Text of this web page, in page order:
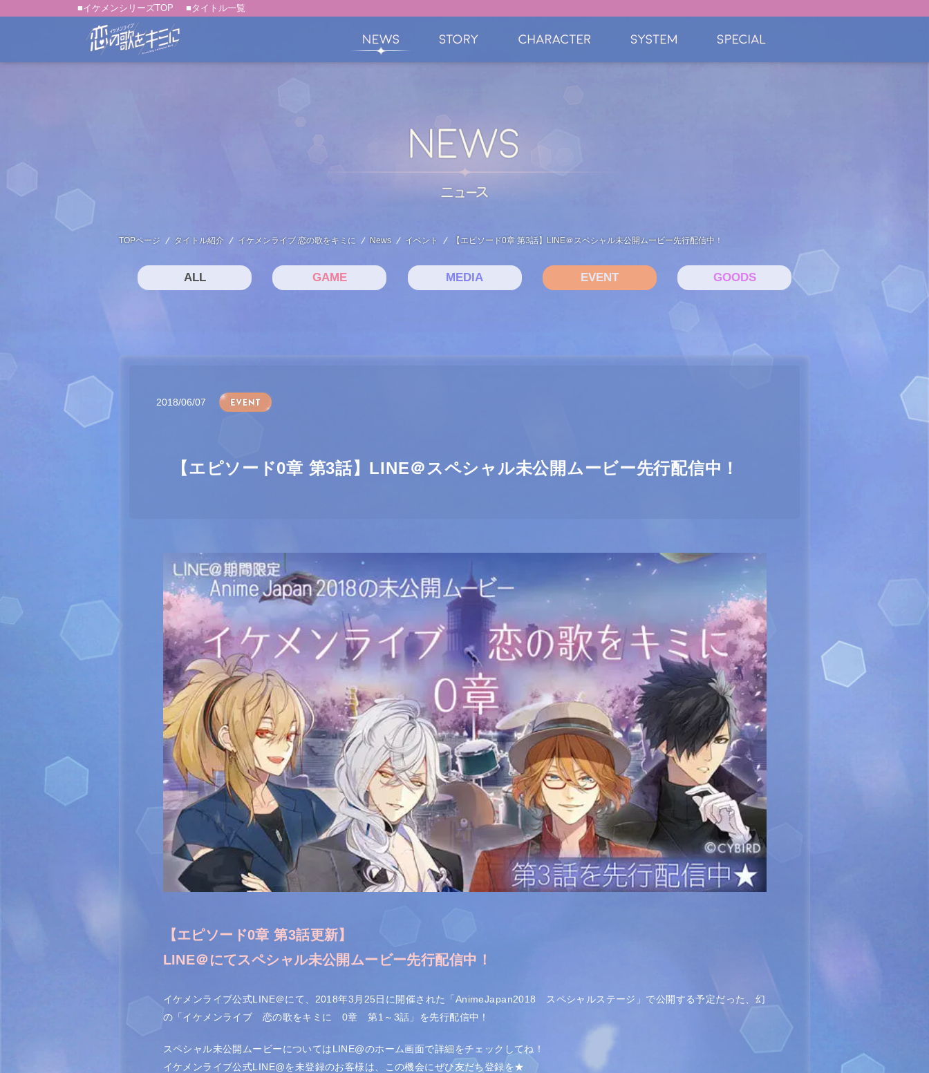
■イケメンシリーズTOP ■タイトル一覧
TOPページ タイトル紹介 イケメンライブ 恋の歌をキミに News イベント 【エピソード0章 第3話】LINE＠スペシャル未公開ムービー先行配信中！
ALL GAME MEDIA EVENT GOODS
2018/06/07
【エピソード0章 第3話】LINE＠スペシャル未公開ムービー先行配信中！
LINE＠にてスペシャル未公開ムービー先行配信中！
イケメンライブ公式LINE＠にて、2018年3月25日に開催された「AnimeJapan2018 スペシャルステージ」で公開する予定だった、幻
の「イケメンライブ 恋の歌をキミに 0章 第1～3話」を先行配信中！
スペシャル未公開ムービーについてはLINE@のホーム画面で詳細をチェックしてね！
イケメンライブ公式LINE@を未登録のお客様は、この機会にぜひ友だち登録を★